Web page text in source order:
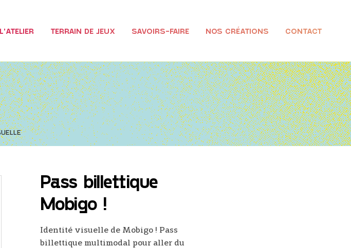
L’ATELIER TERRAIN DE JEUX SAVOIRS-FAIRE NOS CRÉATIONS CONTACT
Pass billettique
Mobigo !
Identité visuelle de Mobigo ! Pass
billettique multimodal pour aller du